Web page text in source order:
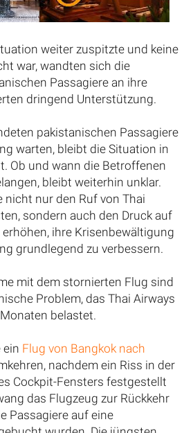
weiter zuspitzte und keine
war, wandten sich die
Passagiere an ihre
dringend Unterstützung.
pakistanischen Passagiere
warten, bleibt die Situation in
Ob und wann die Betroffenen
bleibt weiterhin unklar.
nicht nur den Ruf von Thai
sondern auch den Druck auf
ihre Krisenbewältigung
grundlegend zu verbessern.
mit dem stornierten Flug sind
Problem, das Thai Airways
belastet.
ein Flug von Bangkok nach
nachdem ein Riss in der
Cockpit-Fensters festgestellt
das Flugzeug zur Rückkehr
Passagiere auf eine